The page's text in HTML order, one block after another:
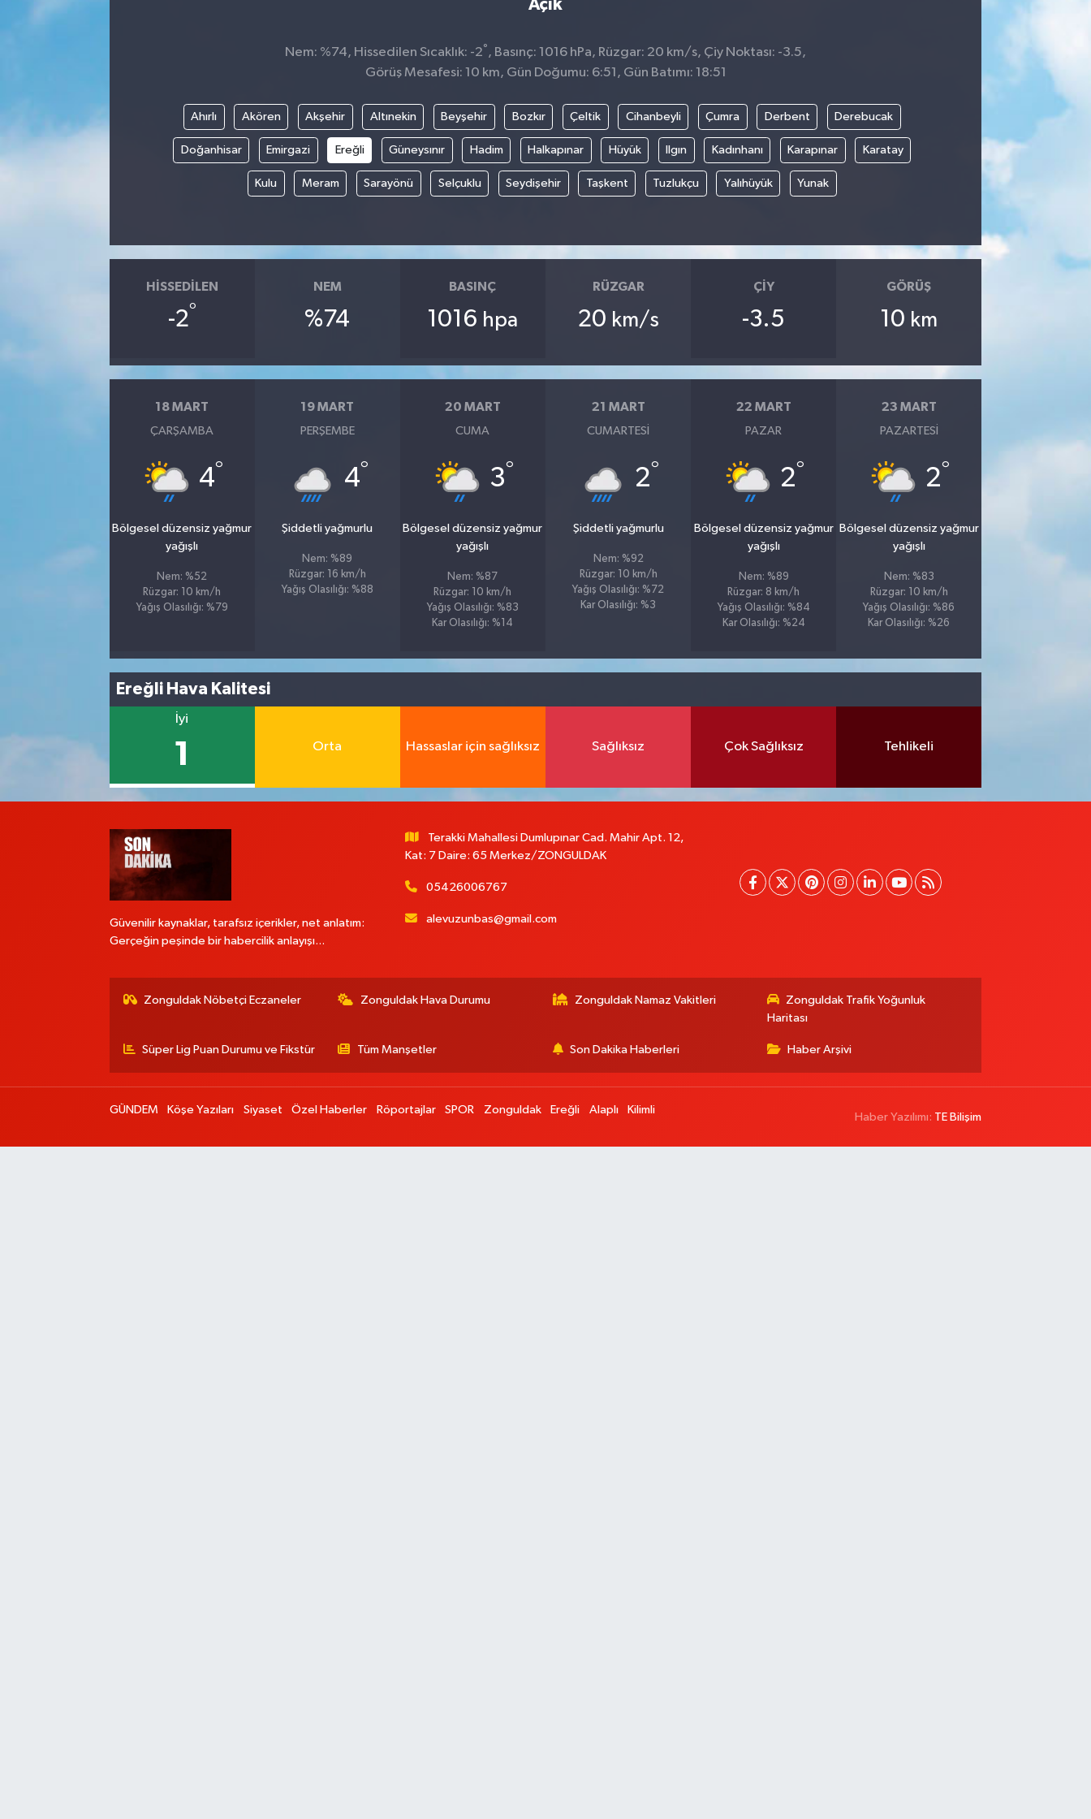
Açık
Nem: %74, Hissedilen Sıcaklık: -2° , Basınç: 1016 hPa, Rüzgar: 20 km/s, Çiy Noktası: -3.5,
Görüş Mesafesi: 10 km, Gün Doğumu: 6:51, Gün Batımı: 18:51
Ahırlı Akören Akşehir Altınekin Beyşehir Bozkır Çeltik Cihanbeyli Çumra Derbent Derebucak
Doğanhisar Emirgazi Ereğli Güneysınır Hadim Halkapınar Hüyük Ilgın Kadınhanı Karapınar Karatay
Kulu Meram Sarayönü Selçuklu Seydişehir Taşkent Tuzlukçu Yalıhüyük Yunak
HISSEDILEN
-2°
NEM
%74
BASINÇ
1016 hpa
RÜZGAR
20 km/s
ÇIY
-3.5
GÖRÜŞ
10 km
18 MART
ÇARŞAMBA
4°
Bölgesel düzensiz yağmur
yağışlı
Nem: %52
Rüzgar: 10 km/h
Yağış Olasılığı: %79
19 MART
PERŞEMBE
4°
Şiddetli yağmurlu
Nem: %89
Rüzgar: 16 km/h
Yağış Olasılığı: %88
20 MART
CUMA
3°
Bölgesel düzensiz yağmur
yağışlı
Nem: %87
Rüzgar: 10 km/h
Yağış Olasılığı: %83
Kar Olasılığı: %14
21 MART
CUMARTESI
2°
Şiddetli yağmurlu
Nem: %92
Rüzgar: 10 km/h
Yağış Olasılığı: %72
Kar Olasılığı: %3
22 MART
PAZAR
2°
Bölgesel düzensiz yağmur
yağışlı
Nem: %89
Rüzgar: 8 km/h
Yağış Olasılığı: %84
Kar Olasılığı: %24
23 MART
PAZARTESI
2°
Bölgesel düzensiz yağmur
yağışlı
Nem: %83
Rüzgar: 10 km/h
Yağış Olasılığı: %86
Kar Olasılığı: %26
Ereğli Hava Kalitesi
İyi
1 Orta Hassaslar için sağlıksız Sağlıksız Çok Sağlıksız Tehlikeli
Güvenilir kaynaklar, tarafsız içerikler, net anlatım:
Gerçeğin peşinde bir habercilik anlayışı...
Terakki Mahallesi Dumlupınar Cad. Mahir Apt. 12,
Kat: 7 Daire: 65 Merkez/ZONGULDAK
05426006767
alevuzunbas@gmail.com
Zonguldak Nöbetçi Eczaneler Zonguldak Hava Durumu Zonguldak Namaz Vakitleri
Zonguldak Trafik Yoğunluk
Haritası
Süper Lig Puan Durumu ve Fikstür Tüm Manşetler Son Dakika Haberleri Haber Arşivi
GÜNDEM Köşe Yazıları Siyaset Özel Haberler Röportajlar SPOR Zonguldak Ereğli Alaplı Kilimli
Haber Yazılımı: TE Bilişim